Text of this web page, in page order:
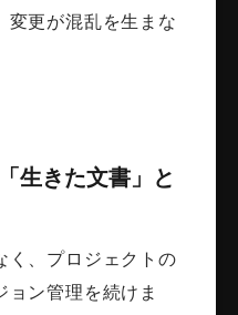
変更が混乱を生まな
生きた文書」と
く、プロジェクトの
ン管理を続けま